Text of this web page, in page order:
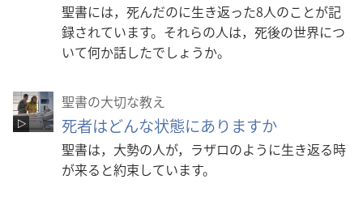
聖書には，死んだのに生き返った8人のことが記
録されています。それらの人は，死後の世界につ
いて何か話したでしょうか。
聖書の大切な教え
死者はどんな状態にありますか
聖書は，大勢の人が，ラザロのように生き返る時
が来ると約束しています。